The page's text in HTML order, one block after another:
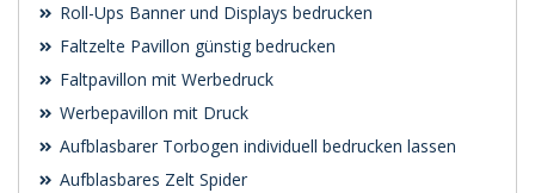
Roll-Ups Banner und Displays bedrucken
Faltzelte Pavillon günstig bedrucken
Faltpavillon mit Werbedruck
Werbepavillon mit Druck
Aufblasbarer Torbogen individuell bedrucken lassen
Aufblasbares Zelt Spider